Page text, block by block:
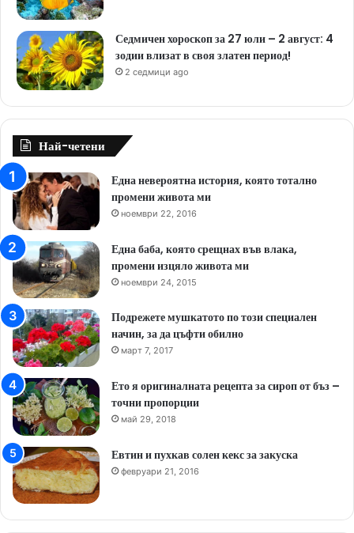
Седмичен хороскоп за 27 юли – 2 август: 4
зодии влизат в своя златен период!
2 седмици ago
Най-четени
Една невероятна история, която тотално
промени живота ми
ноември 22, 2016
Една баба, която срещнах във влака,
промени изцяло живота ми
ноември 24, 2015
Подрежете мушкатото по този специален
начин, за да цъфти обилно
март 7, 2017
Ето я оригиналната рецепта за сироп от бъз –
точни пропорции
май 29, 2018
Евтин и пухкав солен кекс за закуска
февруари 21, 2016